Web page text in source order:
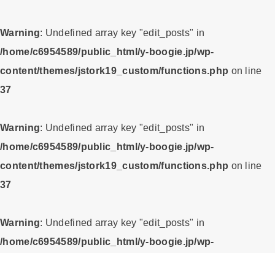
Warning: Undefined array key "edit_posts" in
/home/c6954589/public_html/y-boogie.jp/wp-
content/themes/jstork19_custom/functions.php on line
37
Warning: Undefined array key "edit_posts" in
/home/c6954589/public_html/y-boogie.jp/wp-
content/themes/jstork19_custom/functions.php on line
37
Warning: Undefined array key "edit_posts" in
/home/c6954589/public_html/y-boogie.jp/wp-